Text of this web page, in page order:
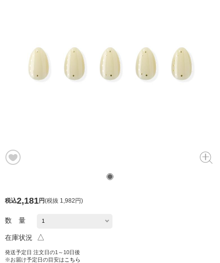
税込2,181円(税抜 1,982円)
数 量
在庫状況 △
発送予定日 注文日の1～10日後
※お届け予定日の目安は こちら